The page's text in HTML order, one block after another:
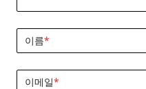
이름*
이메일*